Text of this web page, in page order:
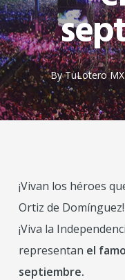
By TuLotero MX
¡Vivan los héroes
Ortiz de Domínguez!
¡Viva la
representan el
septiembre.